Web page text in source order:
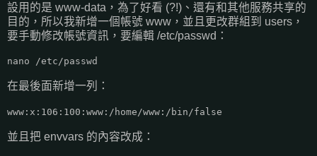
設用的是 www-data，為了好看 (?!)、還有和其他服務共享的
目的，所以我新增一個帳號 www，並且更改群組到 users，
要手動修改帳號資訊，要編輯 /etc/passwd：
nano /etc/passwd
在最後面新增一列：
www:x:106:100:www:/home/www:/bin/false
並且把 envvars 的內容改成：